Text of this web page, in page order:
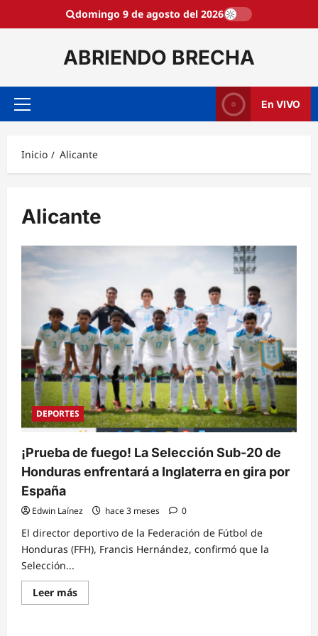
domingo 9 de agosto del 2026
ABRIENDO BRECHA
Menú
En VIVO
Inicio Alicante
Alicante
DEPORTES
¡Prueba de fuego! La Selección Sub-20 de
Honduras enfrentará a Inglaterra en gira por
España
Edwin Laínez hace 3 meses 0
El director deportivo de la Federación de Fútbol de
Honduras (FFH), Francis Hernández, confirmó que la
Selección...
Leer másRead
more